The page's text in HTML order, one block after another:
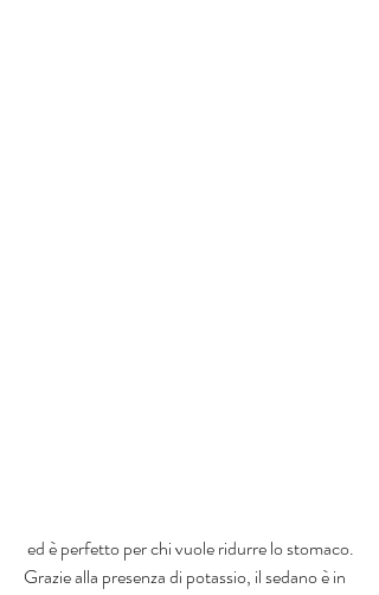
Grazie alla presenza di potassio, il sedano è in